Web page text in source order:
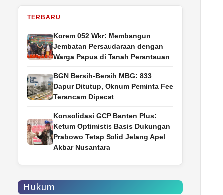
TERBARU
Korem 052 Wkr: Membangun
Jembatan Persaudaraan dengan
Warga Papua di Tanah Perantauan
BGN Bersih-Bersih MBG: 833
Dapur Ditutup, Oknum Peminta Fee
Terancam Dipecat
Konsolidasi GCP Banten Plus:
Ketum Optimistis Basis Dukungan
Prabowo Tetap Solid Jelang Apel
Akbar Nusantara
Hukum